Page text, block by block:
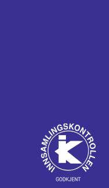
Godkjent
av